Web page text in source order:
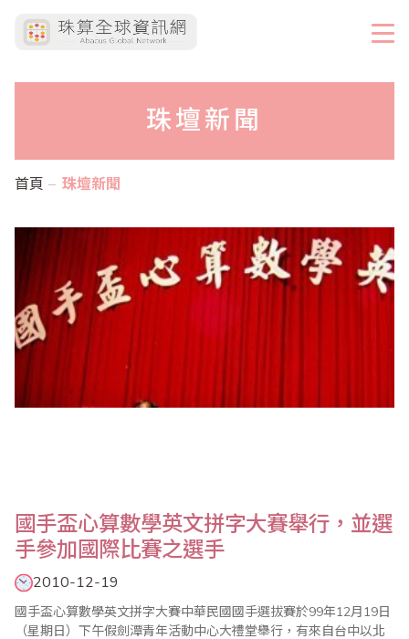
珠壇新聞
首頁 珠壇新聞
國手盃心算數學英文拼字大賽舉行，並選
手參加國際比賽之選手
2010-12-19
國手盃心算數學英文拼字大賽中華民國國手選拔賽於99年12月19日
（星期日）下午假劍潭青年活動中心大禮堂舉行，有來自台中以北